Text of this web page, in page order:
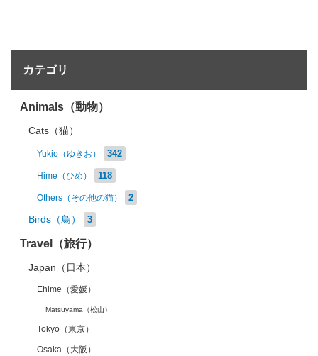
カテゴリ
Animals（動物）
Cats（猫）
Yukio（ゆきお） 342
Hime（ひめ） 118
Others（その他の猫） 2
Birds（鳥） 3
Travel（旅行）
Japan（日本）
Ehime（愛媛）
Matsuyama（松山）
Tokyo（東京）
Osaka（大阪）